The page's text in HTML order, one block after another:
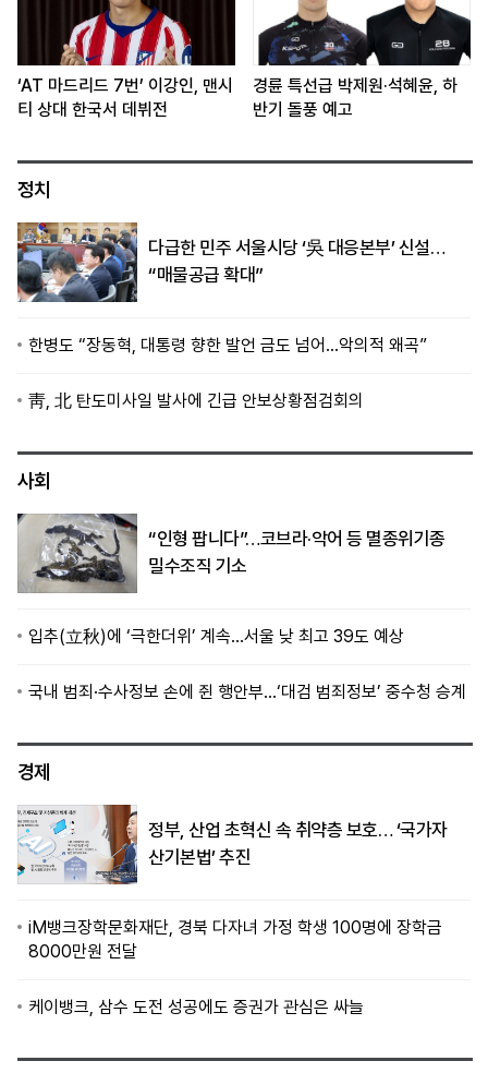
‘AT 마드리드 7번’ 이강인, 맨시
티 상대 한국서 데뷔전
경륜 특선급 박제원·석혜윤, 하
반기 돌풍 예고
정치
다급한 민주 서울시당 ‘吳 대응본부’ 신설…
“매물공급 확대”
한병도 “장동혁, 대통령 향한 발언 금도 넘어…악의적 왜곡”
靑, 北 탄도미사일 발사에 긴급 안보상황점검회의
사회
“인형 팝니다”…코브라·악어 등 멸종위기종
밀수조직 기소
입추(立秋)에 ‘극한더위’ 계속…서울 낮 최고 39도 예상
국내 범죄·수사정보 손에 쥔 행안부…‘대검 범죄정보’ 중수청 승계
경제
정부, 산업 초혁신 속 취약층 보호… ‘국가자
산기본법’ 추진
iM뱅크장학문화재단, 경북 다자녀 가정 학생 100명에 장학금
8000만원 전달
케이뱅크, 삼수 도전 성공에도 증권가 관심은 싸늘